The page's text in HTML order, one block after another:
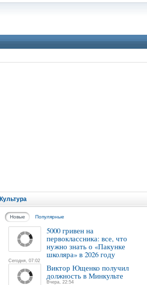
Культура
Новые Популярные
5000 гривен на
первоклассника: все, что
нужно знать о «Пакунке
школяра» в 2026 году
Сегодня, 07:02
Виктор Ющенко получил
должность в Минкульте
Вчера, 22:54